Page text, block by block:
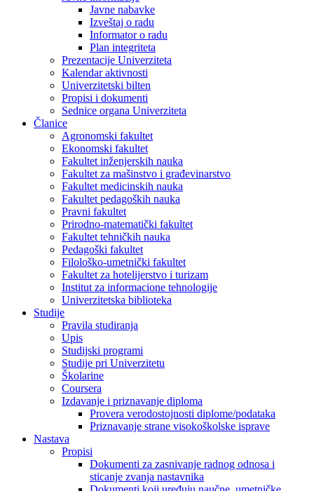
Javne nabavke
Izveštaj o radu
Informator o radu
Plan integriteta
Prezentacije Univerziteta
Kalendar aktivnosti
Univerzitetski bilten
Propisi i dokumenti
Sednice organa Univerziteta
Članice
Agronomski fakultet
Ekonomski fakultet
Fakultet inženjerskih nauka
Fakultet za mašinstvo i građevinarstvo
Fakultet medicinskih nauka
Fakultet pedagoških nauka
Pravni fakultet
Prirodno-matematički fakultet
Fakultet tehničkih nauka
Pedagoški fakultet
Filološko-umetnički fakultet
Fakultet za hotelijerstvo i turizam
Institut za informacione tehnologije
Univerzitetska biblioteka
Studije
Pravila studiranja
Upis
Studijski programi
Studije pri Univerzitetu
Školarine
Coursera
Izdavanje i priznavanje diploma
Provera verodostojnosti diplome/podataka
Priznavanje strane visokoškolske isprave
Nastava
Propisi
Dokumenti za zasnivanje radnog odnosa i
sticanje zvanja nastavnika